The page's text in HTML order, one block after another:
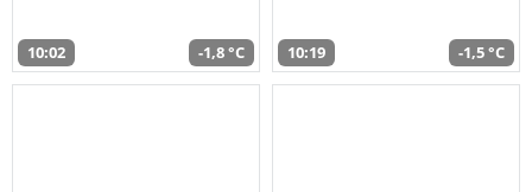
10:02 -1,8 °C 10:19 -1,5 °C